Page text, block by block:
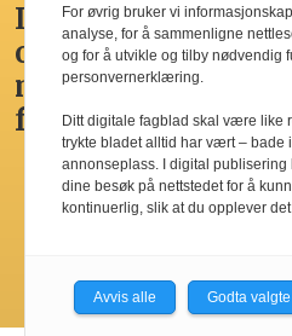
Ikke
overdådig,
men
fristende
Her får
du
Norges
beste
Les
For øvrig bruker vi
analyse, for å sammenligne
og for å utvikle og tilby nødvendig
personvernerklæring.
Ditt digitale fagblad skal være like
trykte bladet alltid har vært – bade
annonseplass. I digital publisering
dine besøk på nettstedet for å
kontinuerlig, slik at du opplever
Avvis alle Godta valgte